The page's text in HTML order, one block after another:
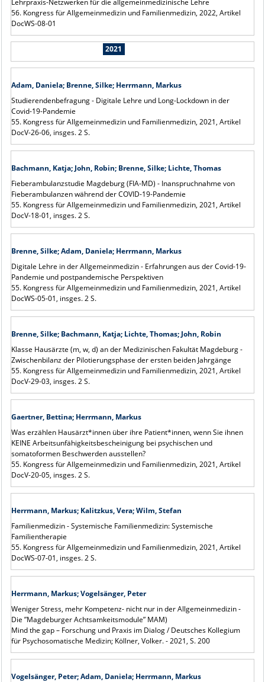
Lehrpraxis-Netzwerken für die allgemeinmedizinische Lehre
56. Kongress für Allgemeinmedizin und Familienmedizin, 2022, Artikel
DocWS-08-01
2021
Adam, Daniela; Brenne, Silke; Herrmann, Markus
Studierendenbefragung - Digitale Lehre und Long-Lockdown in der
Covid-19-Pandemie
55. Kongress für Allgemeinmedizin und Familienmedizin, 2021, Artikel
DocV-26-06, insges. 2 S.
Bachmann, Katja; John, Robin; Brenne, Silke; Lichte, Thomas
Fieberambulanzstudie Magdeburg (FIA-MD) - Inanspruchnahme von
Fieberambulanzen während der COVID-19-Pandemie
55. Kongress für Allgemeinmedizin und Familienmedizin, 2021, Artikel
DocV-18-01, insges. 2 S.
Brenne, Silke; Adam, Daniela; Herrmann, Markus
Digitale Lehre in der Allgemeinmedizin - Erfahrungen aus der Covid-19-
Pandemie und postpandemische Perspektiven
55. Kongress für Allgemeinmedizin und Familienmedizin, 2021, Artikel
DocWS-05-01, insges. 2 S.
Brenne, Silke; Bachmann, Katja; Lichte, Thomas; John, Robin
Klasse Hausärzte (m, w, d) an der Medizinischen Fakultät Magdeburg -
Zwischenbilanz der Pilotierungsphase der ersten beiden Jahrgänge
55. Kongress für Allgemeinmedizin und Familienmedizin, 2021, Artikel
DocV-29-03, insges. 2 S.
Gaertner, Bettina; Herrmann, Markus
Was erzählen Hausärzt*innen über ihre Patient*innen, wenn Sie ihnen
KEINE Arbeitsunfähigkeitsbescheinigung bei psychischen und
somatoformen Beschwerden ausstellen?
55. Kongress für Allgemeinmedizin und Familienmedizin, 2021, Artikel
DocV-20-05, insges. 2 S.
Herrmann, Markus; Kalitzkus, Vera; Wilm, Stefan
Familienmedizin - Systemische Familienmedizin: Systemische
Familientherapie
55. Kongress für Allgemeinmedizin und Familienmedizin, 2021, Artikel
DocWS-07-01, insges. 2 S.
Herrmann, Markus; Vogelsänger, Peter
Weniger Stress, mehr Kompetenz- nicht nur in der Allgemeinmedizin -
Die ”Magdeburger Achtsamkeitsmodule” MAM)
Mind the gap – Forschung und Praxis im Dialog / Deutsches Kollegium
für Psychosomatische Medizin; Köllner, Volker. - 2021, S. 200
Vogelsänger, Peter; Adam, Daniela; Herrmann, Markus